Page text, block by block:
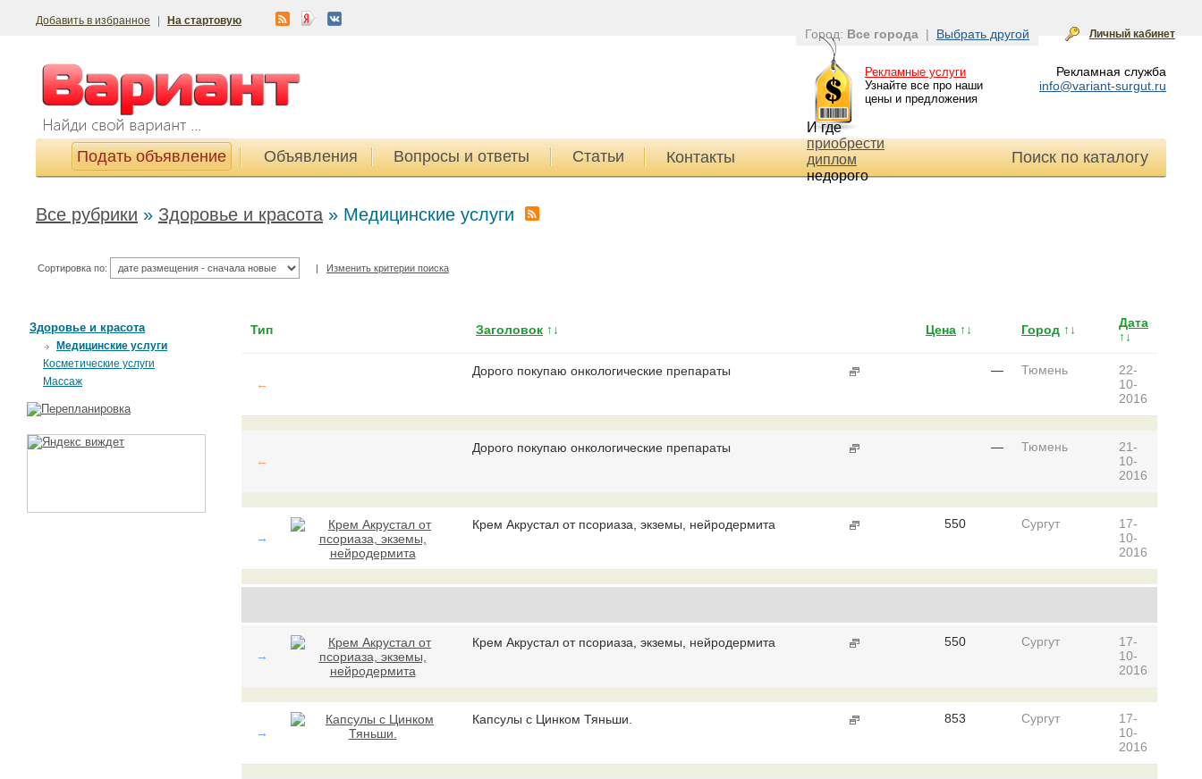
Добавить в избранное
На стартовую
Личный кабинет
Город: Все города | Выбрать другой
Рекламная служба
info@variant-surgut.ru
Рекламные услуги
Узнайте все про наши
цены и предложения
И где
приобрести
диплом
недорого
Подать объявление Объявления Вопросы и ответы Статьи Контакты Поиск по каталогу
Все рубрики » Здоровье и красота » Медицинские услуги
Сортировка по: | Изменить критерии поиска
Здоровье и красота
Медицинские услуги
Косметические услуги
Массаж
Тип Заголовок ↑↓ Цена ↑↓ Город ↑↓
Дата
↑↓
←
Дорого покупаю онкологические препараты — Тюмень
22-
10-
2016
←
Дорого покупаю онкологические препараты — Тюмень
21-
10-
2016
→
Крем Акрустал от псориаза, экземы, нейродермита 550 Сургут
17-
10-
2016
→
Крем Акрустал от псориаза, экземы, нейродермита 550 Сургут
17-
10-
2016
→
Капсулы с Цинком Тяньши. 853 Сургут
17-
10-
2016